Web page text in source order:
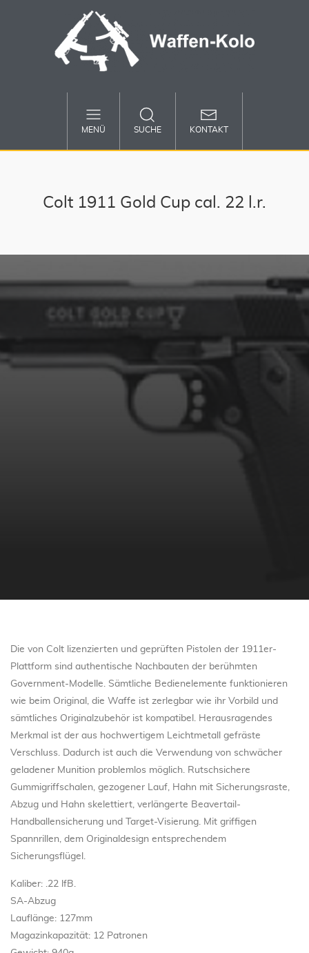
MENÜ SUCHE KONTAKT
Colt 1911 Gold Cup cal. 22 l.r.
Die von Colt lizenzierten und geprüften Pistolen der 1911er-
Plattform sind authentische Nachbauten der berühmten
Government-Modelle. Sämtliche Bedienelemente funktionieren
wie beim Original, die Waffe ist zerlegbar wie ihr Vorbild und
sämtliches Originalzubehör ist kompatibel. Herausragendes
Merkmal ist der aus hochwertigem Leichtmetall gefräste
Verschluss. Dadurch ist auch die Verwendung von schwächer
geladener Munition problemlos möglich. Rutschsichere
Gummigriffschalen, gezogener Lauf, Hahn mit Sicherungsraste,
Abzug und Hahn skelettiert, verlängerte Beavertail-
Handballensicherung und Target-Visierung. Mit griffigen
Spannrillen, dem Originaldesign entsprechendem
Sicherungsflügel.
Kaliber: .22 lfB.
SA-Abzug
Lauflänge: 127mm
Magazinkapazität: 12 Patronen